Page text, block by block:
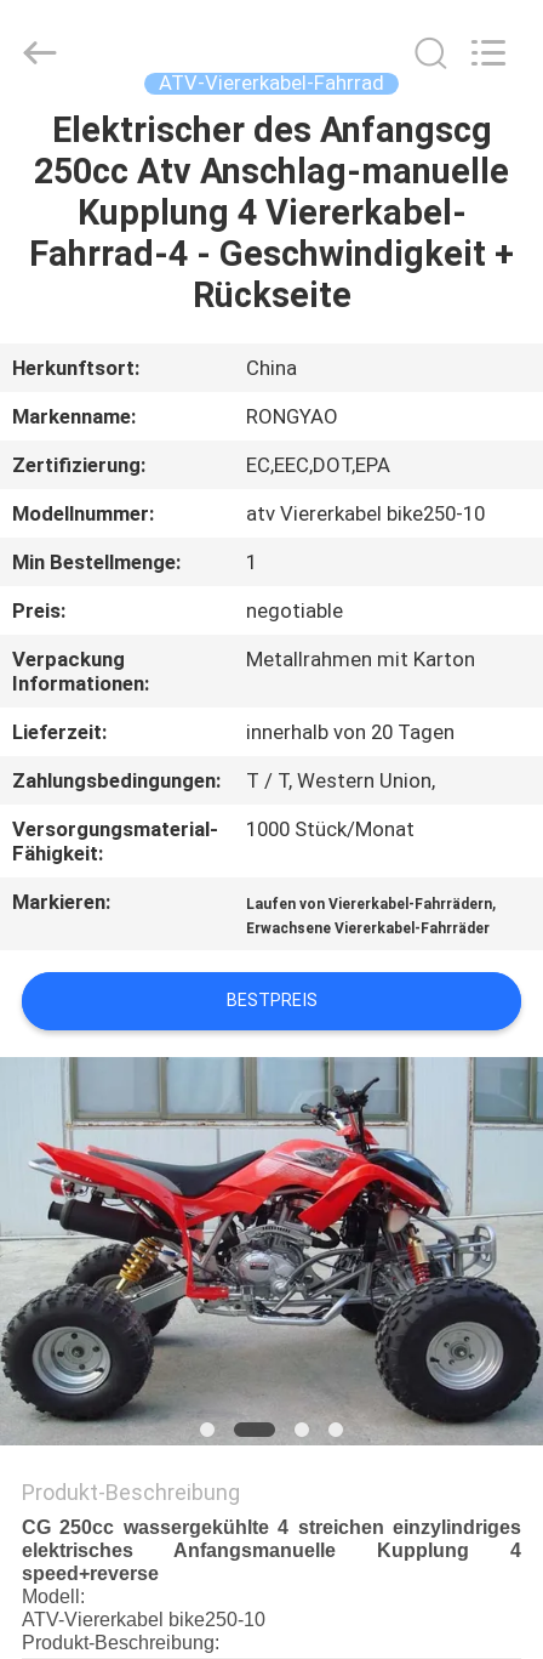
HAUS
PRODUKTE
FABRIK-
QUALITÄTSKONTROLLE
TRETEN
SIE
MIT
UNS
IN
VERBINDUNG
EIN
ZITAT
SITEMAP
DATENSCHUTZRICHTLINIE
Co.,Ltd.
ATV-Viererkabel-Fahrrad
Elektrischer des Anfangscg
250cc Atv Anschlag-manuelle
Kupplung 4 Viererkabel-
Fahrrad-4 - Geschwindigkeit +
Rückseite
Herkunftsort:
China
Markenname:
RONGYAO
Zertifizierung:
EC,EEC,DOT,EPA
Modellnummer:
atv Viererkabel bike250-10
Min Bestellmenge:
1
Preis:
negotiable
Verpackung
Informationen:
Metallrahmen mit Karton
Lieferzeit:
innerhalb von 20 Tagen
Zahlungsbedingungen:
T / T, Western Union,
Versorgungsmaterial-
Fähigkeit:
1000 Stück/Monat
Markieren: Laufen von Viererkabel-Fahrrädern,
Erwachsene Viererkabel-Fahrräder
BESTPREIS
Produkt-Beschreibung
CG 250cc wassergekühlte 4 streichen einzylindriges
elektrisches Anfangsmanuelle Kupplung 4
speed+reverse
Modell:
ATV-Viererkabel bike250-10
Produkt-Beschreibung: